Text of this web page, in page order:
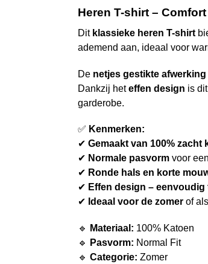
Heren T-shirt –
Dit klassieke heren T-shirt
ademend aan, ideaal voor
De netjes gestikte afwerking
Dankzij heteffen design is
garderobe.
✅ Kenmerken:
✔ Gemaakt van 100% zacht
✔ Normale pasvormvoor
✔ Ronde hals en korte
✔ Effen design –
✔ Ideaal voor de zomerof
🔹 Materiaal: 100% Katoen
🔹
Pasvorm: Normal Fit
🔹 Categorie: Zomer